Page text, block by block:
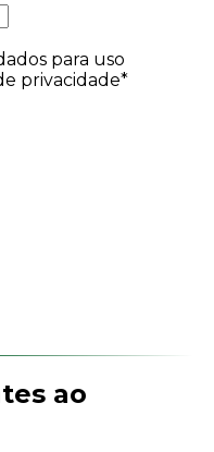
para uso
privacidade*
ao